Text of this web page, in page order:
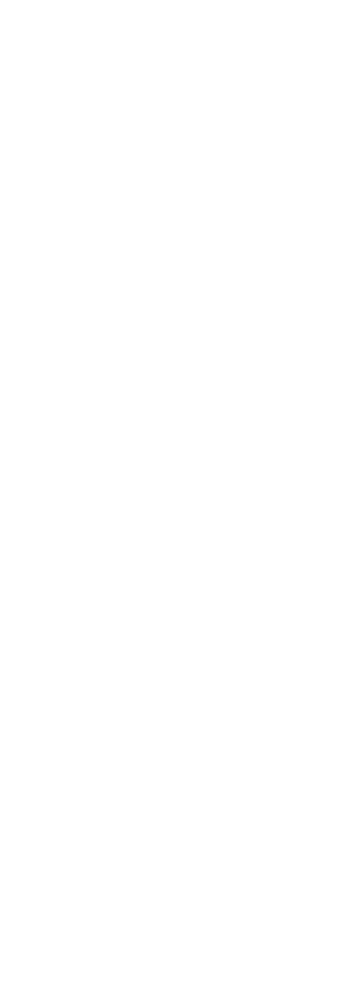
saúde sexual e reprodutiva
no SNS
conta e cada profissional faz a diferença”
com nova regras do registo, alerta associação
níveis elevados de Lp(a), revela estudo